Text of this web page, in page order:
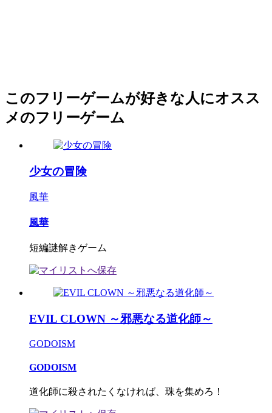
このフリーゲームが好きな人にオスス
メのフリーゲーム
少女の冒険
風華
風華
短編謎解きゲーム
EVIL CLOWN ～邪悪なる道化師～
GODOISM
GODOISM
道化師に殺されたくなければ、珠を集めろ！